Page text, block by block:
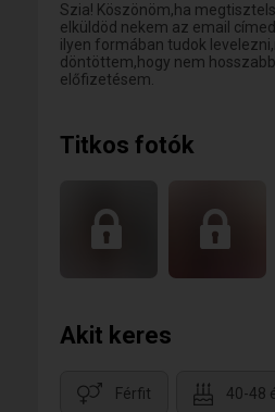
Szia! Köszönöm,ha
elküldöd nekem az email
ilyen formában tudok
döntöttem,hogy nem
előfizetésem.
Titkos fotók
Akit keres
Férfit 40-48